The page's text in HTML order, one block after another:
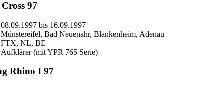
97
08.09.1997 bis 16.09.1997
Münstereifel, Bad Neuenahr, Blankenheim, Adenau
FTX, NL, BE
Aufklärer (mit YPR 765 Serie)
Rhino I 97